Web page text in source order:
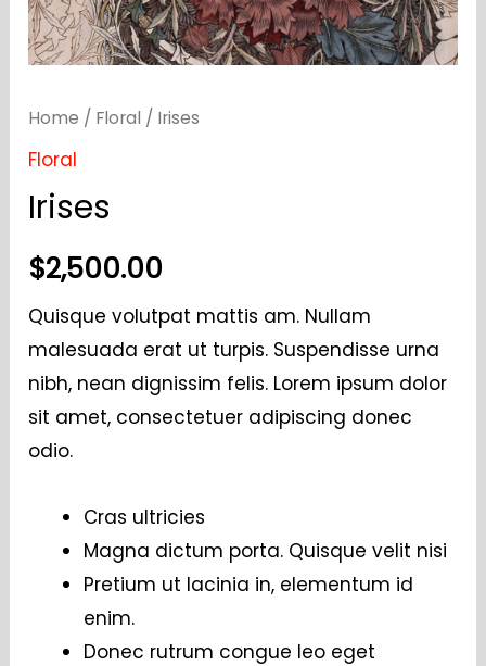
Home / Floral / Irises
Floral
Irises
$2,500.00
Quisque volutpat mattis am. Nullam
malesuada erat ut turpis. Suspendisse urna
nibh, nean dignissim felis. Lorem ipsum dolor
sit amet, consectetuer adipiscing donec
odio.
Cras ultricies
Magna dictum porta. Quisque velit nisi
Pretium ut lacinia in, elementum id
enim.
Donec rutrum congue leo eget